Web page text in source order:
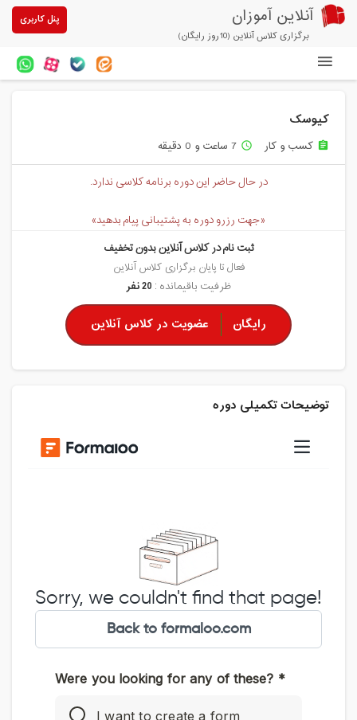
آنلاین آموزان
برگزاری کلاس آنلاین (10روز رایگان)
پنل کاربری
خرید سرویس کلاس آنلاین
پیشنهادهای ویژه
تخفیفهای مشارکتی
درباره ما
کیوسک
assignment کسب و کار access_time 7 ساعت و 0 دقیقه
در حال حاضر این دوره برنامه کلاسی ندارد.
«جهت رزرو دوره به پشتیبانی پیام بدهید»
ثبت نام در کلاس آنلاین بدون تخفیف
فعال تا پایان برگزاری کلاس آنلاین
ظرفیت باقیمانده : 20 نفر
رایگان عضویت در کلاس آنلاین
توضیحات تکمیلی دوره